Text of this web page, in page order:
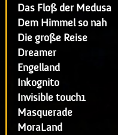
Das Floß der Medusa
Dem Himmel so nah
Die große Reise
Dreamer
Engelland
Inkognito
Invisible touch1
Masquerade
MoraLand